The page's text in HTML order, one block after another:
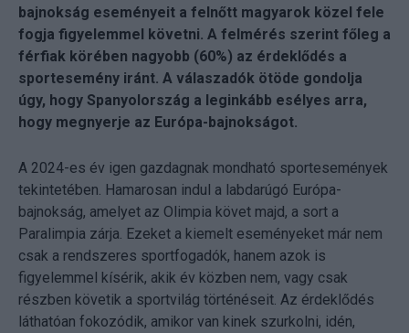
bajnokság eseményeit a felnőtt magyarok közel fele
fogja figyelemmel követni. A felmérés szerint főleg a
férfiak körében nagyobb (60%) az érdeklődés a
sportesemény iránt. A válaszadók ötöde gondolja
úgy, hogy Spanyolország a leginkább esélyes arra,
hogy megnyerje az Európa-bajnokságot.
A 2024-es év igen gazdagnak mondható sportesemények
tekintetében. Hamarosan indul a labdarúgó Európa-
bajnokság, amelyet az Olimpia követ majd, a sort a
Paralimpia zárja. Ezeket a kiemelt eseményeket már nem
csak a rendszeres sportfogadók, hanem azok is
figyelemmel kísérik, akik év közben nem, vagy csak
részben követik a sportvilág történéseit. Az érdeklődés
láthatóan fokozódik, amikor van kinek szurkolni, idén,